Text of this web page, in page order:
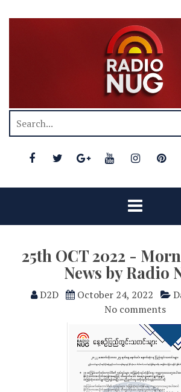
25th OCT 2022 -
News by Radio
D2D October 24, 2022
No comments